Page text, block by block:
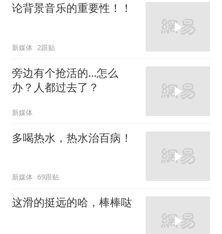
论背景音乐的重要性！！
新媒体 2跟贴
旁边有个抢活的…怎么
办？人都过去了？
新媒体
多喝热水，热水治百病！
新媒体 69跟贴
这滑的挺远的哈，棒棒哒